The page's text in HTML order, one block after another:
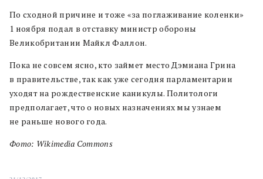
По сходной причине и тоже «за поглаживание коленки»
1 ноября подал в отставку министр обороны
Великобритании Майкл Фаллон.
Пока не совсем ясно, кто займет место Дэмиана Грина
в правительстве, так как уже сегодня парламентарии
уходят на рождественские каникулы. Политологи
предполагает, что о новых назначениях мы узнаем
не раньше нового года.
Фото: Wikimedia Commons